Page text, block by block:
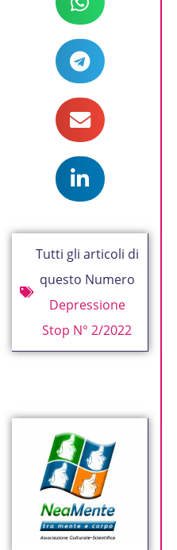
Tutti gli articoli di
questo Numero
Depressione
Stop N° 2/2022